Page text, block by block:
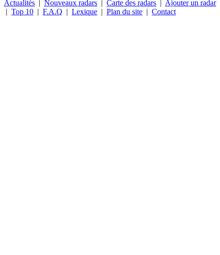
Actualités | Nouveaux radars | Carte des radars | Ajouter un radar
| Top 10 | F.A.Q | Lexique | Plan du site | Contact